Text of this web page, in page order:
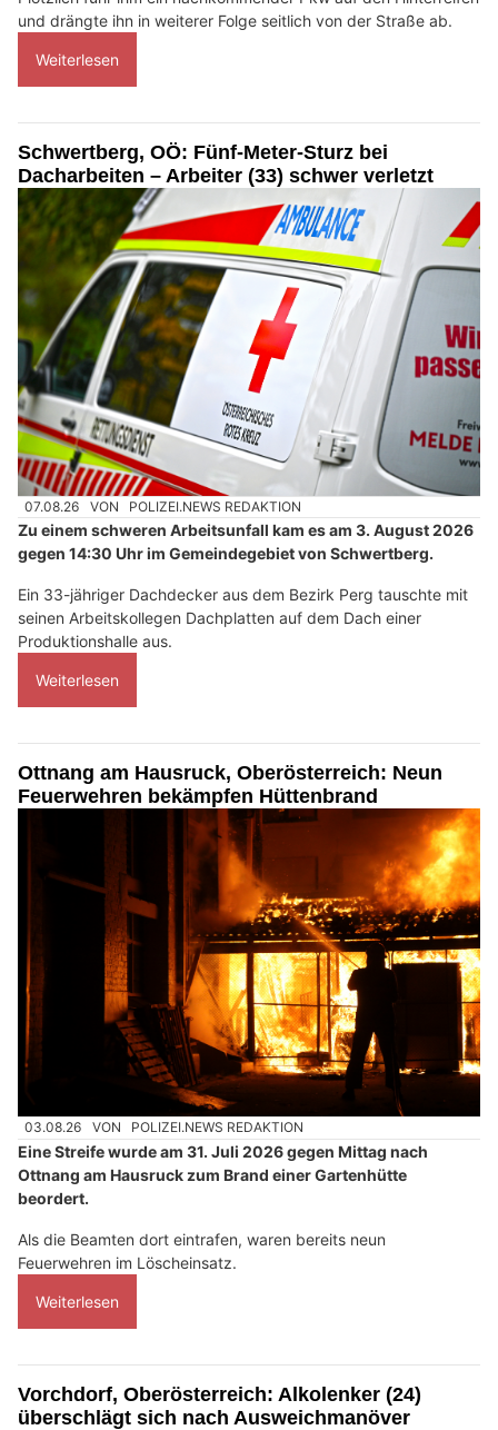
und drängte ihn in weiterer Folge seitlich von der Straße ab.
Weiterlesen
Schwertberg, OÖ: Fünf-Meter-Sturz bei
Dacharbeiten – Arbeiter (33) schwer verletzt
07.08.26 VON POLIZEI.NEWS REDAKTION
Zu einem schweren Arbeitsunfall kam es am 3. August 2026
gegen 14:30 Uhr im Gemeindegebiet von Schwertberg.
Ein 33-jähriger Dachdecker aus dem Bezirk Perg tauschte mit
seinen Arbeitskollegen Dachplatten auf dem Dach einer
Produktionshalle aus.
Weiterlesen
Ottnang am Hausruck, Oberösterreich: Neun
Feuerwehren bekämpfen Hüttenbrand
03.08.26 VON POLIZEI.NEWS REDAKTION
Eine Streife wurde am 31. Juli 2026 gegen Mittag nach
Ottnang am Hausruck zum Brand einer Gartenhütte
beordert.
Als die Beamten dort eintrafen, waren bereits neun
Feuerwehren im Löscheinsatz.
Weiterlesen
Vorchdorf, Oberösterreich: Alkolenker (24)
überschlägt sich nach Ausweichmanöver